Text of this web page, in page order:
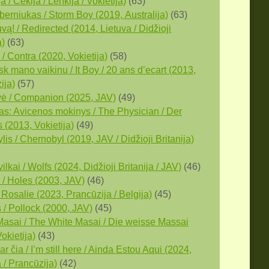
/ Storm Boy (2019, Аustralija) (63)
/ Redirected (2014, Lietuva / Didžioji
(63)
/ Contra (2020, Vokietija) (58)
mano vaikinu / It Boy / 20 ans d’ecart (2013,
(57)
/ Companion (2025, JAV) (49)
Avicenos mokinys / The Physician / Der
(2013, Vokietija) (49)
/ Chernobyl (2019, JAV / Didžioji Britanija)
/ Wolfs (2024, Didžioji Britanija / JAV) (46)
/ Holes (2003, JAV) (46)
(2023, Prancūzija / Belgija) (45)
/ Pollock (2000, JAV) (45)
/ The White Masai / Die weisse Massai
(43)
čia / I’m still here / Ainda Estou Aqui (2024,
/ Prancūzija) (42)